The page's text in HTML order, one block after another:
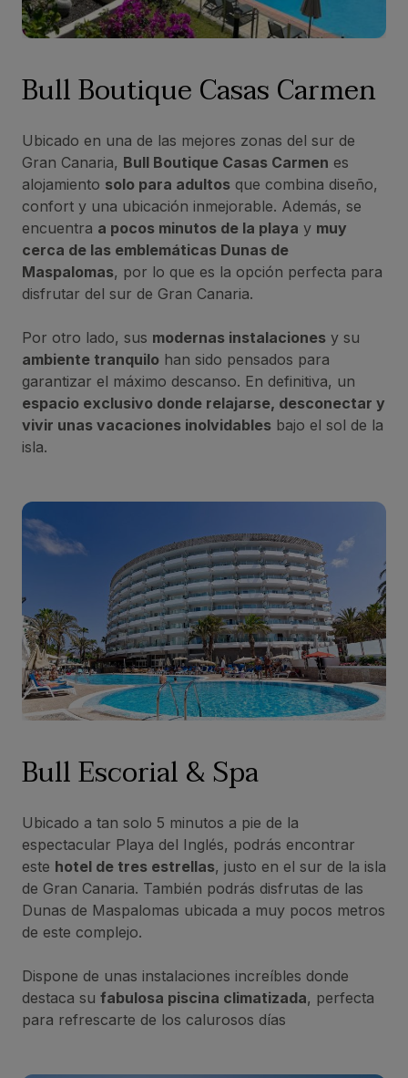
Bull Boutique Casas Carmen
Ubicado en una de las mejores zonas del sur de
Gran Canaria, Bull Boutique Casas Carmen es
alojamiento solo para adultos que combina diseño,
confort y una ubicación inmejorable. Además, se
encuentra a pocos minutos de la playa y muy
cerca de las emblemáticas Dunas de
Maspalomas, por lo que es la opción perfecta para
disfrutar del sur de Gran Canaria.
Por otro lado, sus modernas instalaciones y su
ambiente tranquilo han sido pensados para
garantizar el máximo descanso. En definitiva, un
espacio exclusivo donde relajarse, desconectar y
vivir unas vacaciones inolvidables bajo el sol de la
isla.
Bull Escorial & Spa
Ubicado a tan solo 5 minutos a pie de la
espectacular Playa del Inglés, podrás encontrar
este hotel de tres estrellas, justo en el sur de la isla
de Gran Canaria. También podrás disfrutas de las
Dunas de Maspalomas ubicada a muy pocos metros
de este complejo.
Dispone de unas instalaciones increíbles donde
destaca su fabulosa piscina climatizada, perfecta
para refrescarte de los calurosos días